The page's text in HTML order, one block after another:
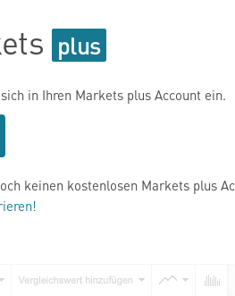
in Ihren Markets plus Account ein.
keinen kostenlosen Markets plus